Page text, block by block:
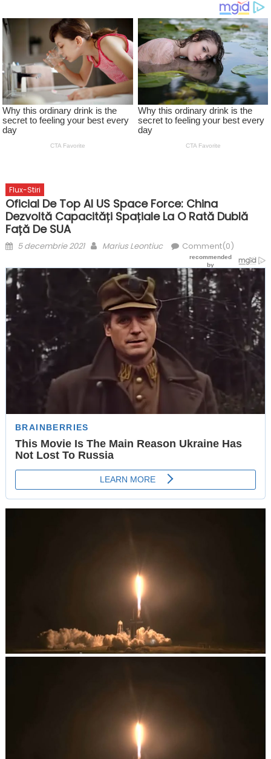
Flux-Stiri
Oficial De Top Al US Space Force: China
Dezvoltă Capacități Spațiale La O Rată Dublă
Față De SUA
Posted
5 decembrie 2021 Author
Marius Leontiuc Comment(0)